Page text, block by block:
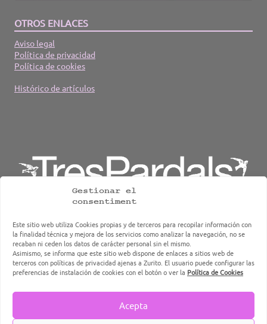
Gestionar el
consentiment
Este sitio web utiliza Cookies propias y de terceros para recopilar información con
la finalidad técnica y mejora de los servicios como analizar la navegación, no se
recaban ni ceden los datos de carácter personal sin el mismo.
Asimismo, se informa que este sitio web dispone de enlaces a sitios web de
terceros con políticas de privacidad ajenas a Zurito. El usuario puede configurar las
preferencias de instalación de cookies con el botón o ver la Política de Cookies
Acepta
OTROS ENLACES
Aviso legal
Política de privacidad
Política de cookies
Histórico de artículos
TresPardals, grupo de hostelería, restauración y caterings
de Terrassa